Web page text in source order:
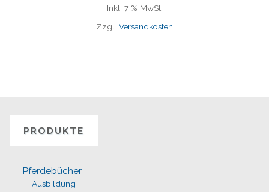
Inkl. 7 % MwSt.
Zzgl. Versandkosten
PRODUKTE
Pferdebücher
Ausbildung